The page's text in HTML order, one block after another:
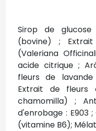
Sirop de
(bovine) ;
(Valeriana
acide citrique ;
fleurs de lavande
Extrait de fleurs
chamomilla) ;
d'enrobage : E903
(vitamine B6);